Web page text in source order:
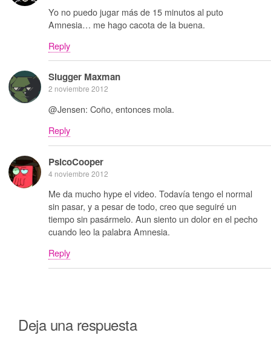
Yo no puedo jugar más de 15 minutos al puto
Amnesia… me hago cacota de la buena.
Reply
Slugger Maxman
2 noviembre 2012
@Jensen: Coño, entonces mola.
Reply
PsicoCooper
4 noviembre 2012
Me da mucho hype el video. Todavía tengo el normal
sin pasar, y a pesar de todo, creo que seguiré un
tiempo sin pasármelo. Aun siento un dolor en el pecho
cuando leo la palabra Amnesia.
Reply
Deja una respuesta